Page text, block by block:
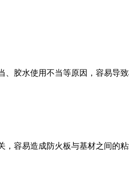
胶水使用不当等原因，容易导致
易造成防火板与基材之间的粘结不牢